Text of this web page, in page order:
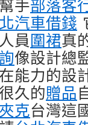
手部落客
汽車借錢
員圍裙真
像設計總
在能力的設
久的贈品
夾克台灣這